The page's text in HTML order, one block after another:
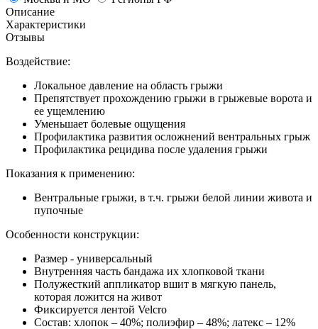
Описание
Характеристики
Отзывы
Воздействие:
Локальное давление на область грыжи
Препятствует прохождению грыжи в грыжевые ворота и
ее ущемлению
Уменьшает болевые ощущения
Профилактика развития осложнений вентральных грыж
Профилактика рецидива после удаления грыжи
Показания к применению:
Вентральные грыжи, в т.ч. грыжи белой линии живота и
пупочные
Особенности конструкции:
Размер - универсальный
Внутренняя часть бандажа их хлопковой ткани
Полужесткий аппликатор вшит в мягкую панель,
которая ложится на живот
Фиксируется лентой Velcro
Состав: хлопок – 40%; полиэфир – 48%; латекс – 12%